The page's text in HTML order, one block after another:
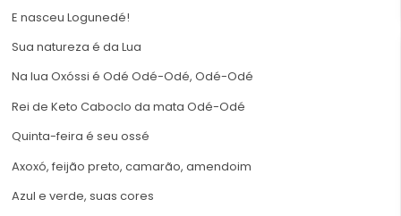
E nasceu Logunedé!
Sua natureza é da Lua
Na lua Oxóssi é Odé Odé-Odé, Odé-Odé
Rei de Keto Caboclo da mata Odé-Odé
Quinta-feira é seu ossé
Axoxó, feijão preto, camarão, amendoim
Azul e verde, suas cores